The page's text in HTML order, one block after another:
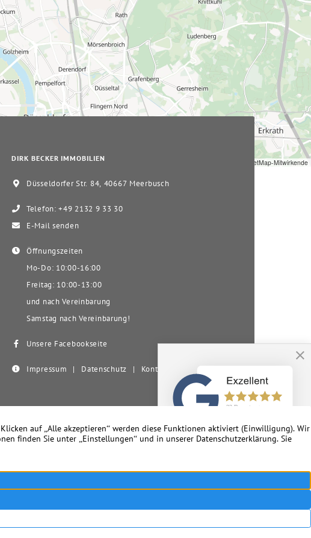
© OpenStreetMap-Mitwirkende
DIRK BECKER IMMOBILIEN
Düsseldorfer Str. 84, 40667 Meerbusch
Telefon: +49 2132 9 33 30
E-Mail senden
Öffnungszeiten
Mo-Do: 10:00-16:00
Freitag: 10:00-13:00
und nach Vereinbarung
Samstag nach Vereinbarung!
Unsere Facebookseite
Impressum | Datenschutz | Kontakt